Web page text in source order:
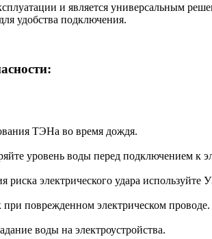
и является универсальным
удобства подключения.
ТЭНа во время дождя.
уровень воды перед подключением
риска электрического удара
при поврежденном электрическом проводе.
воды на электроустройства.